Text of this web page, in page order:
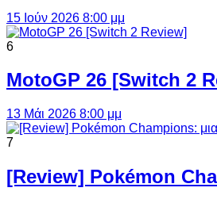
15 Ιούν 2026 8:00 μμ
6
MotoGP 26 [Switch 2
13 Μάι 2026 8:00 μμ
7
[Review] Pokémon